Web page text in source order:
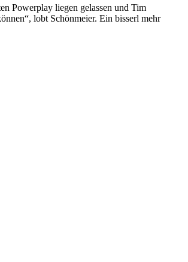
Powerplay liegen gelassen und Tim
lobt Schönmeier. Ein bisserl mehr